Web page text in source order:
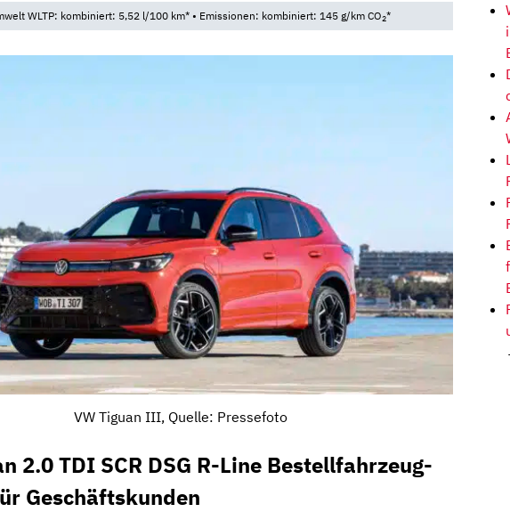
WLTP: kombiniert: 5,52 l/100 km* • Emissionen: kombiniert: 145 g/km CO2*
VW Tiguan III, Quelle: Pressefoto
2.0 TDI SCR DSG R-Line Bestellfahrzeug-
Geschäftskunden